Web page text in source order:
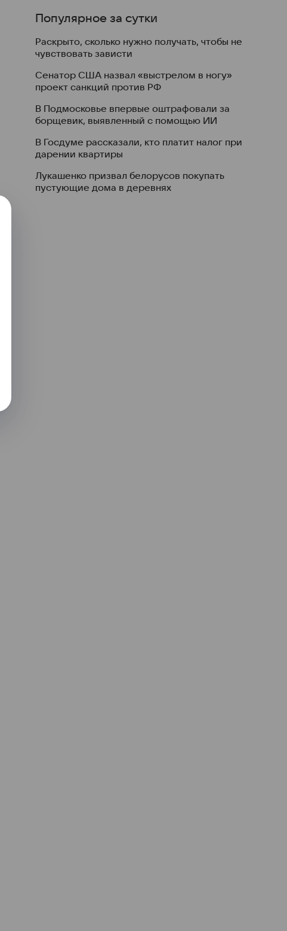
Популярное за сутки
Раскрыто, сколько нужно получать, чтобы не
чувствовать зависти
Сенатор США назвал «выстрелом в ногу»
проект санкций против РФ
В Подмосковье впервые оштрафовали за
борщевик, выявленный с помощью ИИ
В Госдуме рассказали, кто платит налог при
дарении квартиры
Лукашенко призвал белорусов покупать
пустующие дома в деревнях